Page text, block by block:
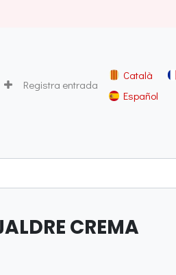
Registra entrada
Català
Español
CREMA